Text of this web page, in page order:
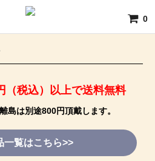
0
（税込）以上で送料無料
島は別途800円頂戴します。
一覧はこちら>>